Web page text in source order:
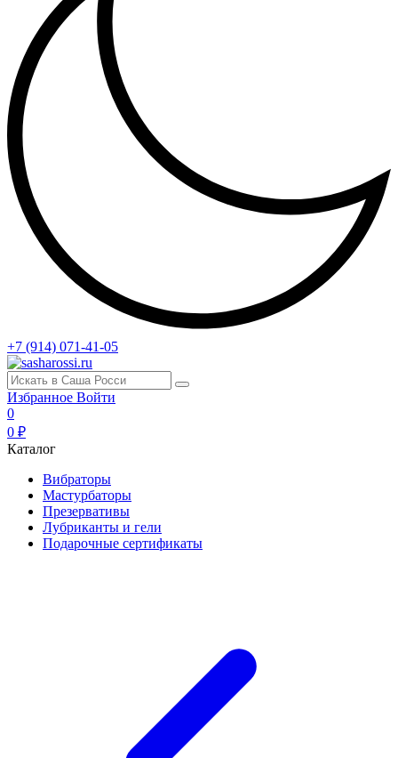
+7 (914) 071-41-05
Избранное Войти
0
0 ₽
Каталог
Вибраторы
Мастурбаторы
Презервативы
Лубриканты и гели
Подарочные сертификаты